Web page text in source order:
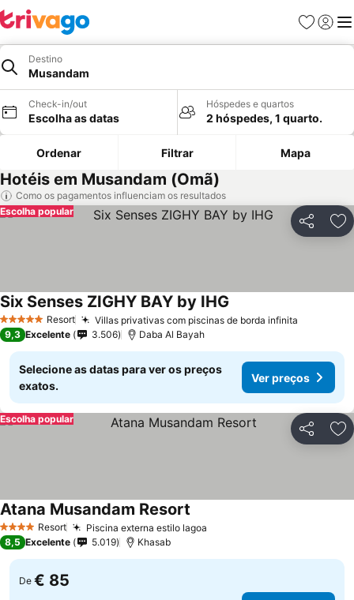
Favoritos
Iniciar
Destino
Musandam
Check-in/out
Escolha as datas
Hóspedes e quartos
2 hóspedes, 1 quarto.
Ordenar Filtrar Mapa
Hotéis em Musandam (Omã)
Como os pagamentos influenciam os resultados
Partilhar
Escolha popular
5 Estrelas Resort Villas privativas com piscinas de borda infinita
Six Senses ZIGHY BAY by IHG
9,3 Excelente 3.506 Daba Al Bayah
Selecione as datas para ver os preços
exatos.
Ver preços
Partilhar
Escolha popular
4 EstrelasResort Piscina externa estilo lagoa
Atana Musandam Resort
8,5 Excelente 5.019 Khasab
De € 85